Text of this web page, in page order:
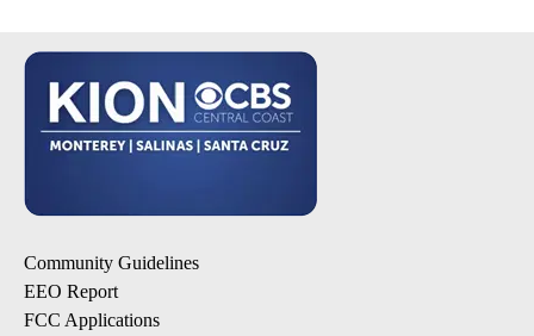
Community Guidelines
EEO Report
FCC Applications